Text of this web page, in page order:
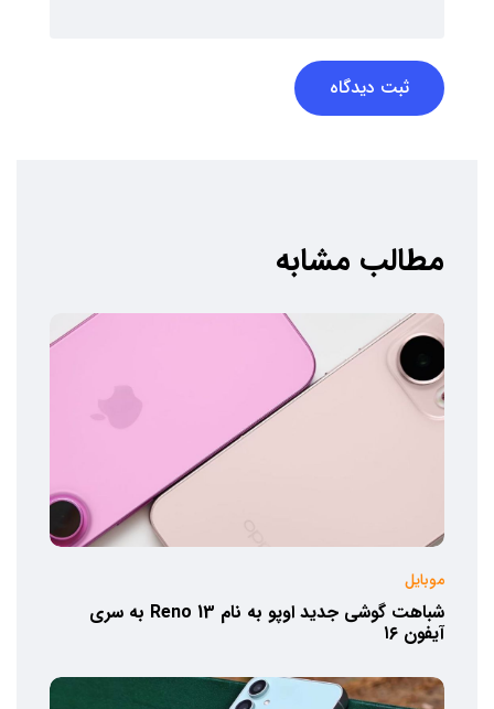
ثبت دیدگاه
مطالب مشابه
موبایل
شباهت گوشی جدید اوپو به نام Reno 13 به سری
آیفون ۱۶